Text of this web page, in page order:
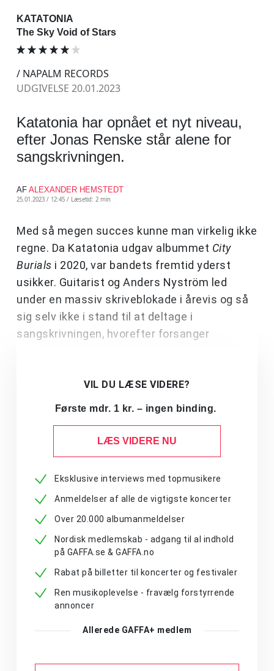
KATATONIA
The Sky Void of Stars
/ NAPALM RECORDS
UDGIVELSE 20.01.2023
Katatonia har opnået et nyt niveau,
efter Jonas Renske står alene for
sangskrivningen.
AF ALEXANDER HEMSTEDT
25.01.2023 / 12:45 / Læsetid: 2 min
Med så megen succes kunne man virkelig ikke
regne. Da Katatonia udgav albummet City
Burials i 2020, var bandets fremtid yderst
usikker. Guitarist og Anders Nyström led
under en massiv skriveblokade i årevis og så
sig selv ikke i stand til at deltage i
sangskrivningen, hvorefter forsanger
VIL DU LÆSE VIDERE?
Første mdr. 1 kr. – ingen binding.
LÆS VIDERE NU
Eksklusive interviews med topmusikere
Anmeldelser af alle de vigtigste koncerter
Over 20.000 albumanmeldelser
Nordisk medlemskab - adgang til al indhold
på GAFFA.se & GAFFA.no
Rabat på billetter til koncerter og festivaler
Ren musikoplevelse - fravælg forstyrrende
annoncer
Allerede GAFFA+ medlem